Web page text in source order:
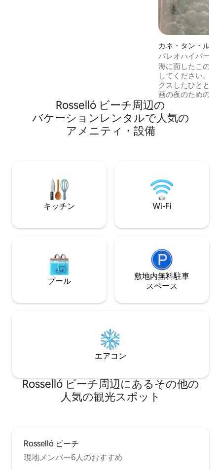
カネ・タン・ルシ
ンドミニアム
バレオハイパー
ン/クイーンベッド
海に面したこのコ
してください。
クスしたひととき
画の夜のためのオ
クター、忘れられ
目を覚まします🌅 リネン、必需品、滞在
後の清掃など、お
せん。🏋️体を動か
楽しみください❤️
Rosselló ビーチ⁠周⁠辺⁠の
バ⁠ケ⁠ー⁠シ⁠ョ⁠ン⁠レ⁠ン⁠タ⁠ル⁠で人⁠気⁠の
ア⁠メ⁠ニ⁠テ⁠ィ⁠・⁠設⁠備
キッチン Wi-Fi
プール
敷地内無料駐⁠車
ス⁠ペ⁠ー⁠ス
エアコン
Rosselló ビーチ⁠周⁠辺⁠に⁠あ⁠るそ⁠の⁠他⁠の
人⁠気⁠の観⁠光⁠ス⁠ポ⁠ッ⁠ト
Rosselló ビーチ
現地メンバー6人のおすすめ